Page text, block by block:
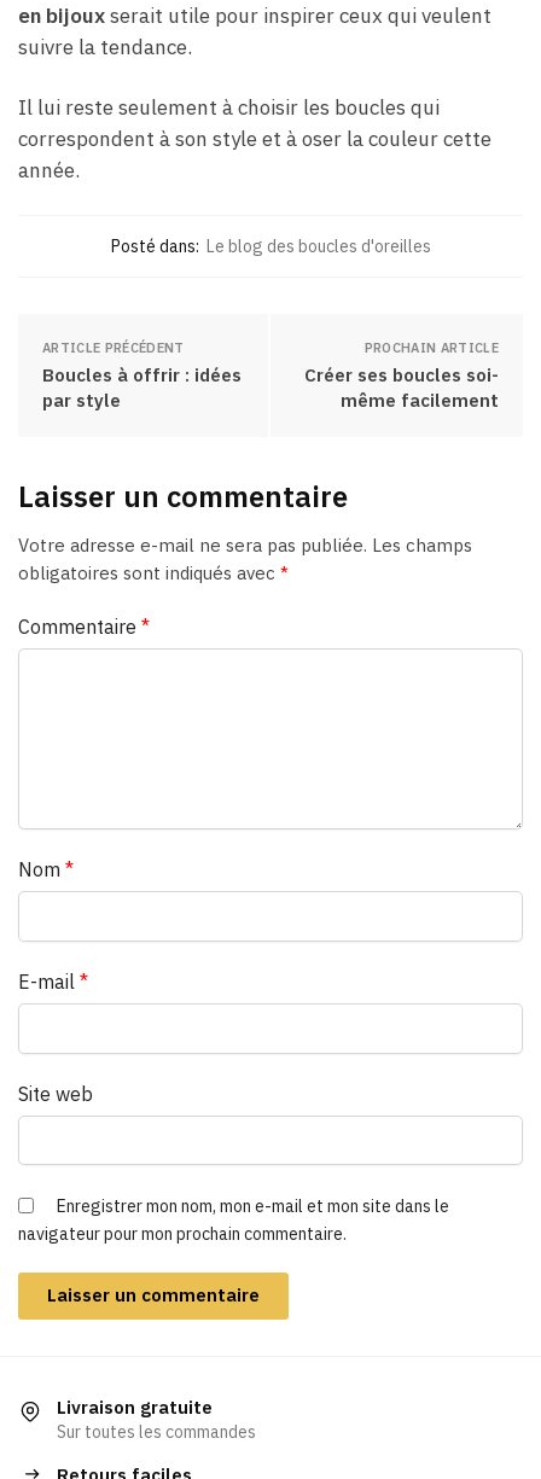
en bijouxserait utile pour inspirer ceux qui veulent
suivre la tendance.
Il lui reste seulement à choisir les boucles qui
correspondent à son style et à oser la couleur cette
année.
Posté dans: Le blog des boucles d'oreilles
ARTICLE PRÉCÉDENT
Boucles à offrir : idées
par style
PROCHAIN ARTICLE
Créer ses boucles soi-
même facilement
Laisser un commentaire
Votre adresse e-mail ne sera pas publiée. Les champs
obligatoires sont indiqués avec *
Commentaire *
Nom *
E-mail *
Site web
Enregistrer mon nom, mon e-mail et mon site dans le
navigateur pour mon prochain commentaire.
Livraison gratuite
Sur toutes les commandes